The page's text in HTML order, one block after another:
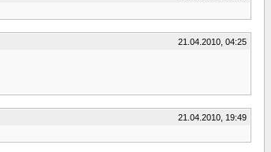
21.04.2010, 04:25
21.04.2010, 19:49